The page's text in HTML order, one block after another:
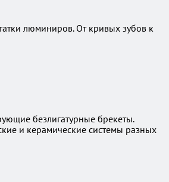
люминиров. От кривых зубов к
безлигатурные брекеты.
и керамические системы разных